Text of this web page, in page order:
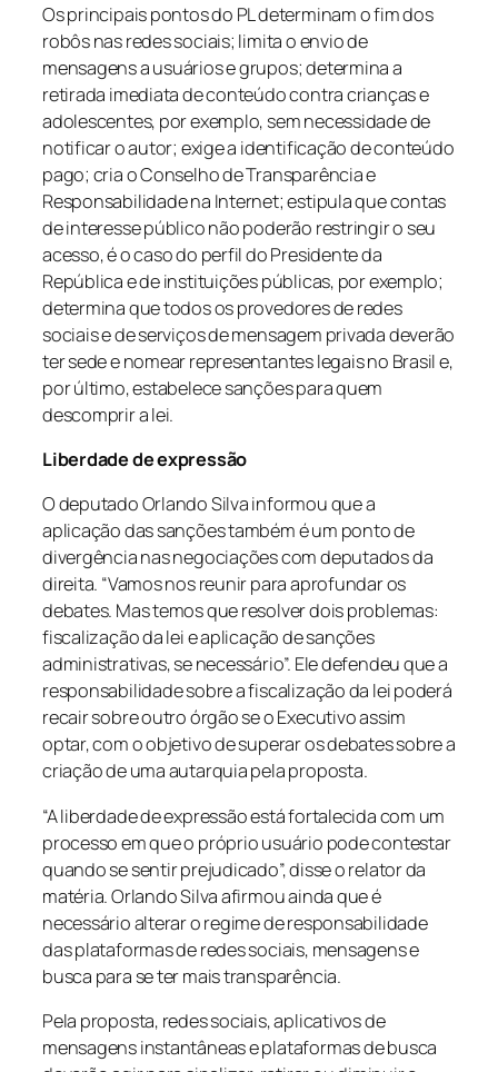
Os principais pontos do PL determinam o fim dos
robôs nas redes sociais; limita o envio de
mensagens a usuários e grupos; determina a
retirada imediata de conteúdo contra crianças e
adolescentes, por exemplo, sem necessidade de
notificar o autor; exige a identificação de conteúdo
pago; cria o Conselho de Transparência e
Responsabilidade na Internet; estipula que contas
de interesse público não poderão restringir o seu
acesso, é o caso do perfil do Presidente da
República e de instituições públicas, por exemplo;
determina que todos os provedores de redes
sociais e de serviços de mensagem privada deverão
ter sede e nomear representantes legais no Brasil e,
por último, estabelece sanções para quem
descomprir a lei.
Liberdade de expressão
O deputado Orlando Silva informou que a
aplicação das sanções também é um ponto de
divergência nas negociações com deputados da
direita. “Vamos nos reunir para aprofundar os
debates. Mas temos que resolver dois problemas:
fiscalização da lei e aplicação de sanções
administrativas, se necessário”. Ele defendeu que a
responsabilidade sobre a fiscalização da lei poderá
recair sobre outro órgão se o Executivo assim
optar, com o objetivo de superar os debates sobre a
criação de uma autarquia pela proposta.
“A liberdade de expressão está fortalecida com um
processo em que o próprio usuário pode contestar
quando se sentir prejudicado”, disse o relator da
matéria. Orlando Silva afirmou ainda que é
necessário alterar o regime de responsabilidade
das plataformas de redes sociais, mensagens e
busca para se ter mais transparência.
Pela proposta, redes sociais, aplicativos de
mensagens instantâneas e plataformas de busca